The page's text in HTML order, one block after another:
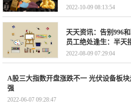
2022-10-09 08:13:54
天天资讯：告别996
员工绝处逢生：半天
2022-08-09 07:29:04
A股三大指数开盘涨跌不一 光伏设备板块
强
2022-06-07 09:28:47